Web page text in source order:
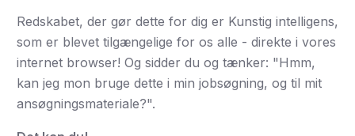
Redskabet, der gør dette for dig er Kunstig intelligens,
som er blevet tilgængelige for os alle - direkte i vores
internet browser! Og sidder du og tænker: "Hmm,
kan jeg mon bruge dette i min jobsøgning, og til mit
ansøgningsmateriale?".